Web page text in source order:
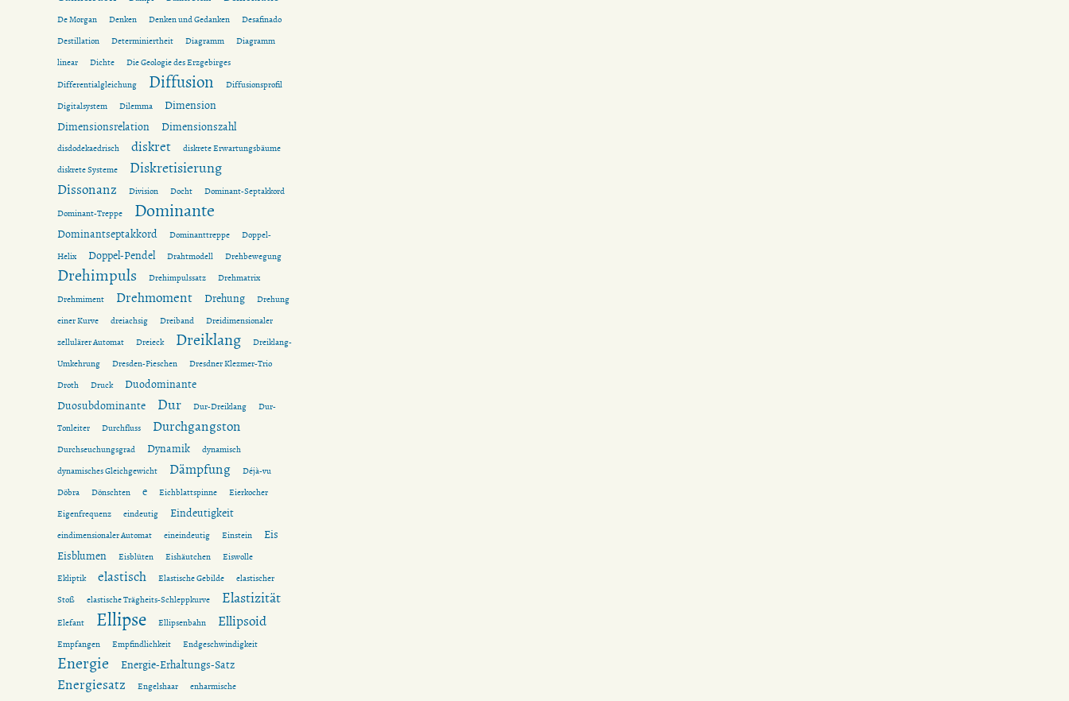
De Morgan Denken Denken und Gedanken
Desafinado
Destillation
Determiniertheit Diagramm
Diagramm
linear
Dichte
Die Geologie des Erzgebirges
Differentialgleichung
Diffusion
Diffusionsprofil
Digitalsystem
Dilemma
Dimension
Dimensionsrelation
Dimensionszahl
disdodekaedrisch diskret
diskrete Erwartungsbäume
diskrete Systeme
Diskretisierung
Dissonanz Division Docht
Dominant-Septakkord
Dominant-Treppe
Dominante
Dominantseptakkord Dominanttreppe
Doppel-
Helix
Doppel-Pendel Drahtmodell Drehbewegung
Drehimpuls Drehimpulssatz
Drehmatrix
Drehmiment
Drehmoment Drehung
Drehung
einer Kurve
dreiachsig Dreiband
Dreidimensionaler
zellulärer Automat
Dreieck Dreiklang
Dreiklang-
Umkehrung
Dresden-Pieschen
Dresdner Klezmer-Trio
Droth
Druck
Duodominante
Duosubdominante
Dur Dur-Dreiklang
Dur-
Tonleiter
Durchfluss Durchgangston
Durchseuchungsgrad Dynamik
dynamisch
dynamisches Gleichgewicht
Dämpfung
Déjà-vu
Döbra
Dönschten e Eichblattspinne
Eierkocher
Eigenfrequenz
eindeutig Eindeutigkeit
eindimensionaler Automat eineindeutig Einstein
Eis
Eisblumen
Eisblüten Eishäutchen
Eiswolle
Ekliptik
elastisch Elastische Gebilde
elastischer
Stoß
elastische Trägheits-Schleppkurve Elastizität
Elefant Ellipse Ellipsenbahn Ellipsoid
Empfangen Empfindlichkeit Endgeschwindigkeit
Energie Energie-Erhaltungs-Satz
Energiesatz Engelshaar
enharmische